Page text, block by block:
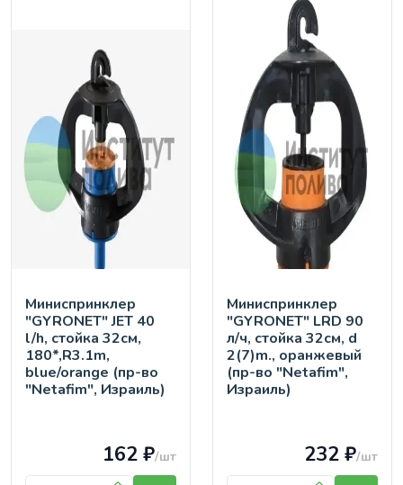
Миниспринклер
"GYRONET" JET 40
l/h, стойка 32см,
180*,R3.1m,
blue/orange (пр-во
"Netafim", Израиль)
162 ₽/шт
Миниспринклер
"GYRONET" LRD 90
л/ч, стойка 32см, d
2(7)m., оранжевый
(пр-во "Netafim",
Израиль)
232 ₽/шт